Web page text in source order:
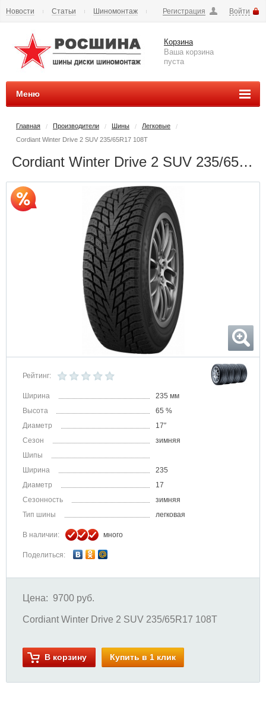
Регистрация Войти
Новости Статьи
Шиномонтаж
Вопросы и ответы
Контакты Наши реквизиты
Корзина
Ваша корзина
пуста
Меню
Главная / Производители / Шины / Легковые
/
Cordiant Winter Drive 2 SUV 235/65R17 108T
Cordiant Winter Drive 2 SUV 235/65R17 108T - РОСШИНА.РФ шины и диски во Владимире купить
Рейтинг:
Ширина
235 мм
Высота
65 %
Диаметр
17″
Сезон
зимняя
Шипы
Ширина
235
Диаметр
17
Сезонность
зимняя
Тип шины
легковая
В наличии: много
Поделиться:
Цена: 9700 руб.
Cordiant Winter Drive 2 SUV 235/65R17 108T
В корзину Купить в 1 клик